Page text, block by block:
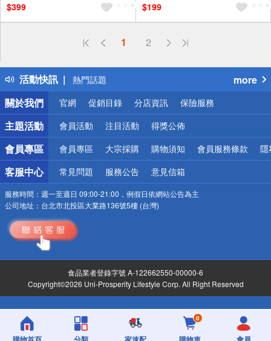
$399
$199
1 2
活動快訊
偏遠地區配送
得獎公告
熱門話題
銀行優惠
偏遠地區配送
詐騙網頁！請小心！
more
關於我們
官網 促銷目錄 分店資訊 保險服務
主題活動 會員活動 注目活動 得獎公佈
會員專區 會員專區 大宗採購 購物須知 會員服務條款 隱
客服中心 常見問題 服務公告 意見信箱
服務時間： 週一至週日 09:00-21:00，例假日依網站公告為主
公司地址： 台北市北投區大業路136號5樓 (台灣)
食品業者登錄字號 A-122662550-00000-6
Copyright©2026 Uni-Prosperity Lifestyle Corp. All Right Reserved
0